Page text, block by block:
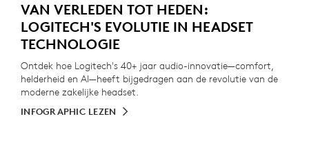
VAN VERLEDEN TOT HEDEN:
LOGITECH'S EVOLUTIE IN HEADSET
TECHNOLOGIE
Ontdek hoe Logitech's 40+ jaar audio-innovatie—comfort,
helderheid en AI—heeft bijgedragen aan de revolutie van de
moderne zakelijke headset.
INFOGRAPHIC LEZEN